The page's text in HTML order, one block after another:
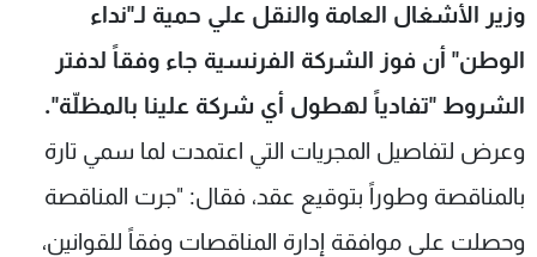
وزير الأشغال العامة والنقل علي حمية لـ"نداء
الوطن" أن فوز الشركة الفرنسية جاء وفقاً لدفتر
الشروط "تفادياً لهطول أي شركة علينا بالمظلّة".
وعرض لتفاصيل المجريات التي اعتمدت لما سمي تارة
بالمناقصة وطوراً بتوقيع عقد، فقال: "جرت المناقصة
وحصلت على موافقة إدارة المناقصات وفقاً للقوانين،